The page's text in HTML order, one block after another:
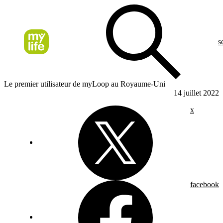
Le premier utilisateur de myLoop au Royaume-Uni
14 juillet 2022
x
facebook